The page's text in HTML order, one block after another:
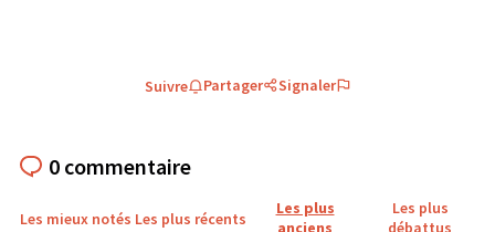
Suivre Partager Signaler
0 commentaire
Les mieux notés Les plus récents
Les plus
anciens
Les plus
débattus